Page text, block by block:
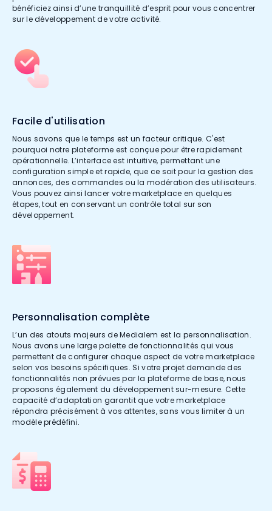
bénéficiez ainsi d’une tranquillité d’esprit pour vous concentrer
sur le développement de votre activité.
Facile d'utilisation
Nous savons que le temps est un facteur critique. C'est
pourquoi notre plateforme est conçue pour être rapidement
opérationnelle. L’interface est intuitive, permettant une
configuration simple et rapide, que ce soit pour la gestion des
annonces, des commandes ou la modération des utilisateurs.
Vous pouvez ainsi lancer votre marketplace en quelques
étapes, tout en conservant un contrôle total sur son
développement.
Personnalisation complète
L’un des atouts majeurs de Medialem est la personnalisation.
Nous avons une large palette de fonctionnalités qui vous
permettent de configurer chaque aspect de votre marketplace
selon vos besoins spécifiques. Si votre projet demande des
fonctionnalités non prévues par la plateforme de base, nous
proposons également du développement sur-mesure. Cette
capacité d’adaptation garantit que votre marketplace
répondra précisément à vos attentes, sans vous limiter à un
modèle prédéfini.